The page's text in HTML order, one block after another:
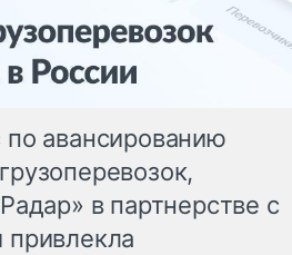
авансированию
в партнерстве с